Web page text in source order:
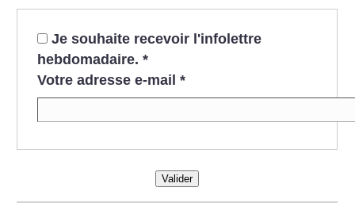
Je souhaite recevoir l'infolettre
hebdomadaire. *
Votre adresse e-mail *
Valider